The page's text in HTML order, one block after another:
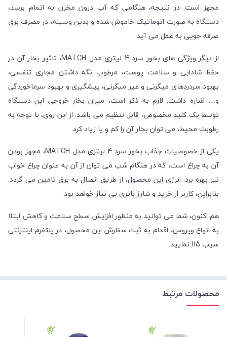
مجهز است. در نتیجه، هنگامی که آب درون مخزن به اتمام برسد،
دستگاه به صورت اتوماتیک خاموش شده و بدین وسیله، در مصرف برق
صرفه جویی به عمل می آید.
از دیگر ویژگی های بخور سرد 4 لیتری مدل MATCH، تاثیر بخار آن در
حفظ شادابی و سلامت پوست، مرطوب نگه داشتن مجاری تنفسی،
بهبود سردردهای میگرنی و غیر میگرنی، پیشگیری و بهبود سرماخوردگی
و… اشاره داشت. لازم به ذکر است، میزان بخار خروجی این دستگاه
توسط یک کلید مخصوص، قابل تنظیم می باشد. از این روی، با توجه به
رطوبت محیط، می توان بخار آن را کم و یا زیاد کرد.
یکی از خصوصیات جذاب بخور سرد 4 لیتری مدل MATCH، مجهز بودن
آن به چراغ است، که در هنگام شب می توان از آن به عنوان چراغ خواب
نیز بهره برد. انرژی این محصول، از طریق اتصال به برق تامین می گردد.
بنابراین، کاربر از خرید و شارژ باتری بی نیاز خواهد بود.
هم اکنون، شما می توانید به منظور افزایش سطح سلامت و کاهش ابتلا
به انواع ویروس، اقدام به ثبت سفارش این محصول، در پلتفرم اینترنتی
سیب 115 نمایید.
محصولات مرتبط